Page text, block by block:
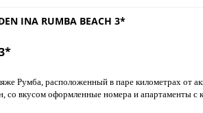
INA RUMBA BEACH 3*
Румба, расположенный в паре километрах от
со вкусом оформленные номера и апартаменты